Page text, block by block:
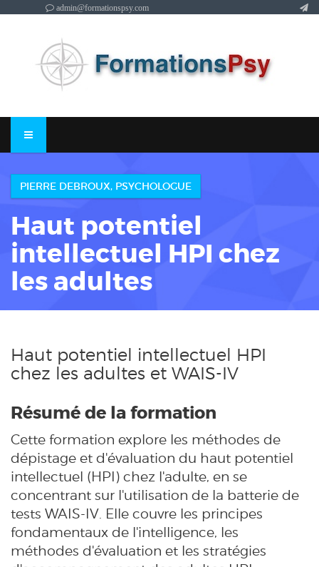
admin@formationspsy.com
PIERRE DEBROUX, PSYCHOLOGUE
Haut potentiel
intellectuel HPI chez
les adultes
Haut potentiel intellectuel HPI
chez les adultes et WAIS-IV
Résumé de la formation
Cette formation explore les méthodes de
dépistage et d'évaluation du haut potentiel
intellectuel (HPI) chez l'adulte, en se
concentrant sur l'utilisation de la batterie de
tests WAIS-IV. Elle couvre les principes
fondamentaux de l'intelligence, les
méthodes d'évaluation et les stratégies